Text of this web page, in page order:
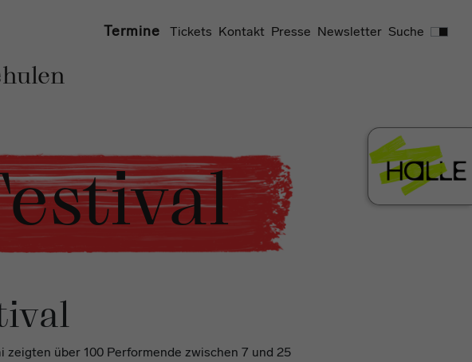
Termine Tickets Kontakt Presse Newsletter Suche
zeigten über 100 Performende zwischen 7 und 25
Suchen